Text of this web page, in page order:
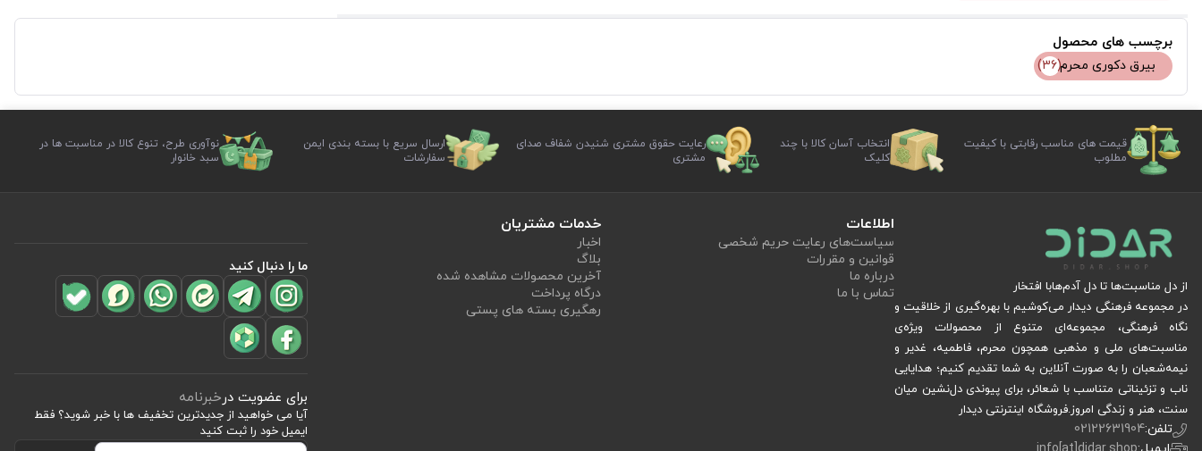
برچسب های محصول
بیرق دکوری محرم(36)
قیمت های مناسب رقابتی با کیفیت
مطلوب
انتخاب آسان کالا با چند
کلیک
رعایت حقوق مشتری شنیدن شفاف صدای
مشتری
ارسال سریع با بسته بندی ایمن
سفارشات
نوآوری طرح، تنوع کالا در مناسبت ها در
سبد خانوار
از دل مناسبت‌ها تا دل آدم‌هابا افتخار
در مجموعه فرهنگی دیدار می‌کوشیم با بهره‌گیری از خلاقیت و
نگاه فرهنگی، مجموعه‌ای متنوع از محصولات ویژه‌ی
مناسبت‌های ملی و مذهبی همچون محرم، فاطمیه، غدیر و
نیمه‌شعبان را به صورت آنلاین به شما تقدیم کنیم؛ هدایایی
ناب و تزئیناتی متناسب با شعائر، برای پیوندی دل‌نشین میان
سنت، هنر و زندگی امروز.فروشگاه اینترنتی دیدار
تلفن:02122631904
اطلاعات
سیاست‏‌های رعایت حریم شخصی
قوانین و مقررات
درباره ما
تماس با ما
خدمات مشتریان
اخبار
بلاگ
آخرین محصولات مشاهده شده
درگاه پرداخت
رهگیری بسته های پستی
ما را دنبال کنید
برای عضویت درخبرنامه
آیا می خواهید از جدید‌ترین تخفیف‌ ها با‌ خبر شوید؟ فقط
ایمیل خود را ثبت کنید